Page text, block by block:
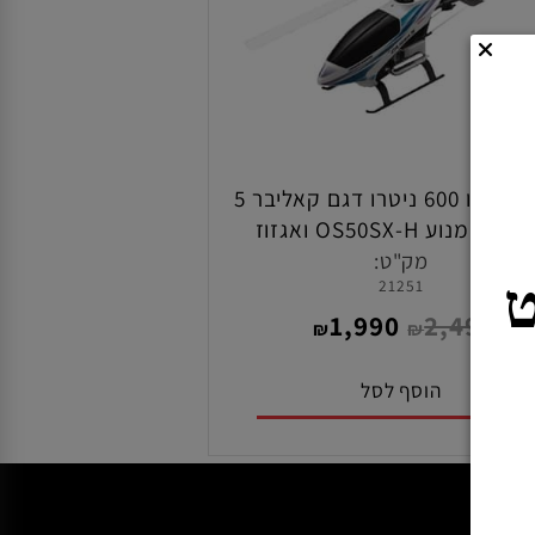
מק"ט:
21251
הוסף לסל